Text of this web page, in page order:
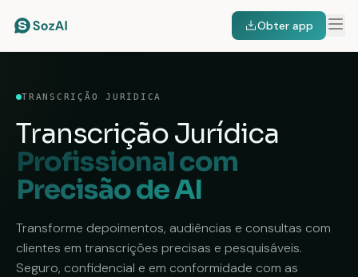
Obter app
TRANSCRIÇÃO JURÍDICA
Transcrição Jurídica
Profissional com
Precisão de AI
Transforme depoimentos, audiências e consultas com
clientes em transcrições precisas e pesquisáveis.
Seguro, confidencial e em conformidade com as